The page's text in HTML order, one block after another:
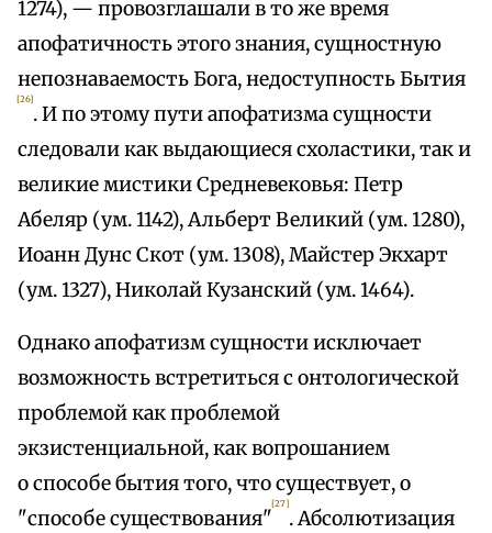
1274), — провозглашали в то же время
апофатичность этого знания, сущностную
непознаваемость Бога, недоступность Бытия
[26]
. И по этому пути апофатизма сущности
следовали как выдающиеся схоластики, так и
великие мистики Средневековья: Петр
Абеляр (ум. 1142), Альберт Великий (ум. 1280),
Иоанн Дунс Скот (ум. 1308), Майстер Экхарт
(ум. 1327), Николай Кузанский (ум. 1464).
Однако апофатизм сущности исключает
возможность встретиться с онтологической
проблемой как проблемой
экзистенциальной, как вопрошанием
о способе бытия того, что существует, о
"способе существования"
[27]
. Абсолютизация